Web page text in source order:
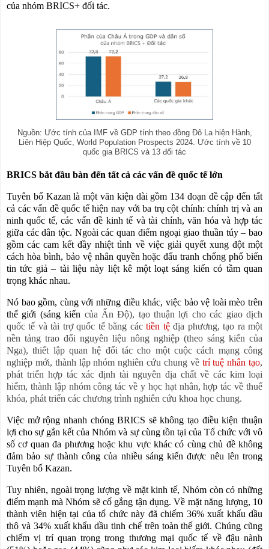
của nhóm BRICS+ đối tác.
Nguồn: Ước tính của IMF về GDP tính theo đồng Đô La hiện Hành,
Liên Hiệp Quốc, World Population Prospects 2024. Ước tính về 10
quốc gia BRICS và 13 đối tác
BRICS bắt đầu bàn đến tất cả các vấn đề quốc tế lớn
Tuyên bố Kazan là một văn kiện dài gồm 134 đoạn đề cập đến tất
cả các vấn đề quốc tế hiện nay với ba trụ cột chính: chính trị và an
ninh quốc tế, các vấn đề kinh tế và tài chính, văn hóa và hợp tác
giữa các dân tộc. Ngoài các quan điểm ngoại giao thuần túy – bao
gồm các cam kết đầy nhiệt tình về việc giải quyết xung đột một
cách hòa bình, bảo vệ nhân quyền hoặc đấu tranh chống phổ biến
tin tức giả – tài liệu này liệt kê một loạt sáng kiếncó tầm quan
trọng khác nhau.
Nó bao gồm, cùng với những điều khác, việc bảo vệ loài mèo trên
thế giới (sáng kiến của Ấn Độ), tạo thuận lợi cho các giao dịch
quốc tế và tài trợ quốc tế bằng cáctiền tệđịa phương, tạo ra một
nền tảng trao đổi nguyên liệu nông nghiệp (theo sáng kiến của
Nga), thiết lập quan hệ đối tác cho một cuộc cách mạng công
nghiệp mới, thành lập nhóm nghiên cứu chung về trí tuệ nhân tạo,
phát triển hợp tác xác định tài nguyên địa chất về các kim loại
hiếm, thành lập nhóm công tác về y học hạt nhân, hợp tác về thuế
khóa, phát triển các chương trình nghiên cứu khoa học chung.
Việc mở rộng nhanh chóng BRICS sẽ không tạo điều kiện thuận
lợi cho sự gắn kết của Nhóm và sự cùng tồn tại của Tổ chức với vô
số cơ quan đa phương hoặc khu vực khác có cùng chủ đề không
đảm bảo sự thành công của nhiều sáng kiếnđược nêu lên trong
Tuyên bố Kazan.
Tuy nhiên, ngoài trọng lượng về mặt kinh tế, Nhóm còn có những
điểm mạnh mà Nhóm sẽ cố gắng tận dụng. Về mặt năng lượng, 10
thành viên hiện tại của tổ chức này đã chiếm 36% xuất khẩu dầu
thô và 34% xuất khẩu dầu tinh chế trên toàn thế giới. Chúng cũng
chiếm vị trí quan trọng trong thương mại quốc tế về đậu nành